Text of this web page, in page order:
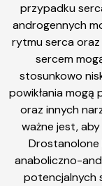
przypadku
androgennych
rytmu serca
sercem
stosunkowo
powikłania mogą
oraz innych
ważne jest,
Drostanolone
anaboliczno-
potencjalnych